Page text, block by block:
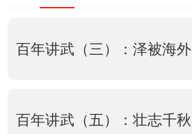
百年讲武（三）：泽被海外
百年讲武（五）：壮志千秋